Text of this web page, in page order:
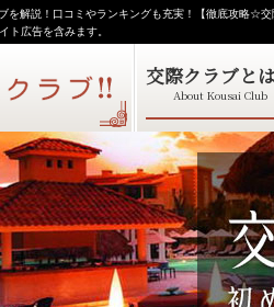
を解説！口コミやランキングも充実！【徹底攻略☆
ト広告を含みます。
交際クラブと
About Kousai Club